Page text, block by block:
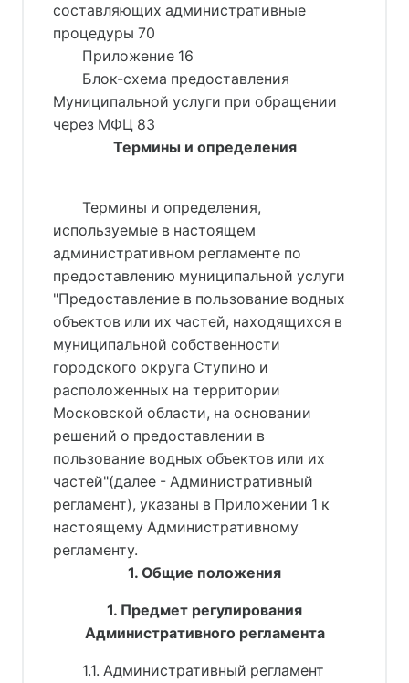
составляющих административные
процедуры 70
Приложение 16
Блок-схема предоставления
Муниципальной услуги при обращении
через МФЦ 83
Термины и определения
Термины и определения,
используемые в настоящем
административном регламенте по
предоставлению муниципальной услуги
"Предоставление в пользование водных
объектов или их частей, находящихся в
муниципальной собственности
городского округа Ступино и
расположенных на территории
Московской области, на основании
решений о предоставлении в
пользование водных объектов или их
частей"(далее - Административный
регламент), указаны в Приложении 1 к
настоящему Административному
регламенту.
1. Общие положения
1. Предмет регулирования
Административного регламента
1.1. Административный регламент